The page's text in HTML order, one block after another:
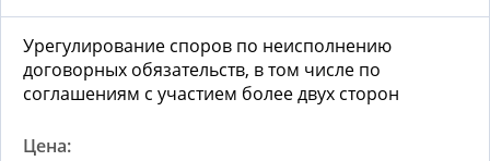
Урегулирование споров по неисполнению
договорных обязательств, в том числе по
соглашениям с участием более двух сторон